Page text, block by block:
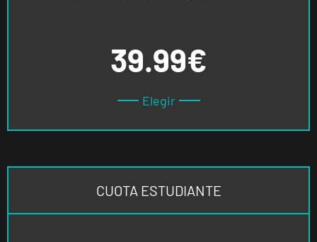
39.99€
Elegir
CUOTA ESTUDIANTE